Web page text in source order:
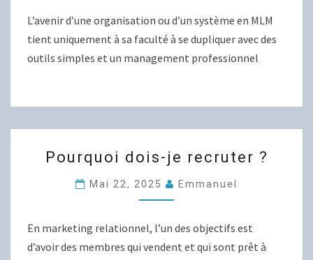
SYSTÈME
EN
L’avenir d’une organisation ou d’un système en MLM
tient uniquement à sa faculté à se dupliquer avec des
outils simples et un management professionnel
DOIS-
JE
RECRUTER
Pourquoi dois-je recruter ?
Mai 22, 2025 Emmanuel
En marketing relationnel, l’un des objectifs est
d’avoir des membres qui vendent et qui sont prêt à